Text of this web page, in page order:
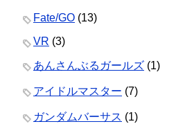
Fate/GO (13)
VR (3)
あんさんぶるガールズ (1)
アイドルマスター (7)
ガンダムバーサス (1)